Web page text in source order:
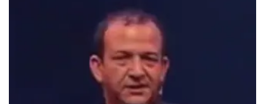
5606+reviews